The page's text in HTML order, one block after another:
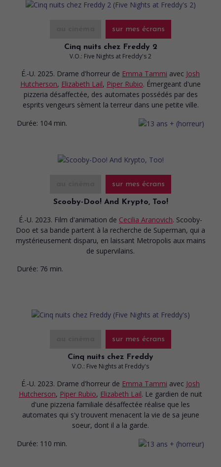
sur mes écrans
Cinq nuits chez Freddy 2
V.O.: Five Nights at Freddy's 2
É.-U. 2025. Drame d'horreur de Emma Tammi avec Josh
Hutcherson, Elizabeth Lail, Piper Rubio. Émergeant d'une
pizzeria désaffectée, des automates possédés par des
esprits vengeurs sèment la terreur dans une petite ville.
Durée: 104 min.
sur mes écrans
Scooby-Doo! And Krypto, Too!
É.-U. 2023. Film d'animation de Cecilia Aranovich. Scooby-
Doo et sa bande partent à la recherche de Superman, qui a
mystérieusement disparu, en laissant Metropolis aux mains
de supervilains.
Durée: 76 min.
sur mes écrans
Cinq nuits chez Freddy
V.O.: Five Nights at Freddy's
É.-U. 2023. Drame d'horreur de Emma Tammi avec Josh
Hutcherson, Piper Rubio, Elizabeth Lail. Le gardien de nuit
d'une pizzeria familiale désaffectée réalise que les
automates qui s'y trouvent menacent la vie de sa jeune
soeur, dont il a la garde.
Durée: 110 min.